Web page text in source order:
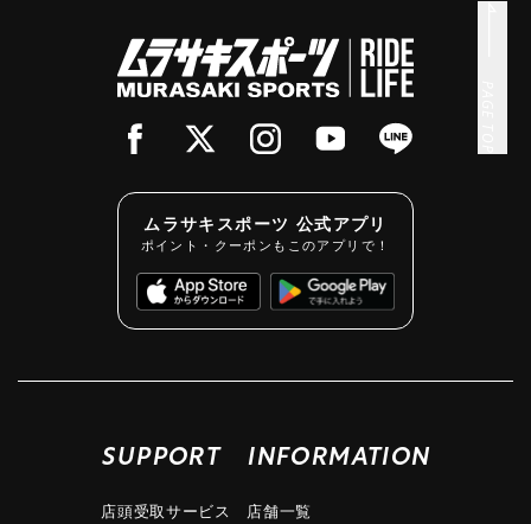
ムラサキスポーツ 公式アプリ
ポイント・クーポンもこのアプリで！
SUPPORT
店頭受取サービス
INFORMATION
店舗一覧